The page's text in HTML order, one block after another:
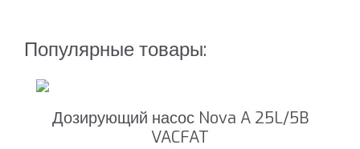
Популярные товары:
Дозирующий насос Nova A 25L/5B
VACFAT